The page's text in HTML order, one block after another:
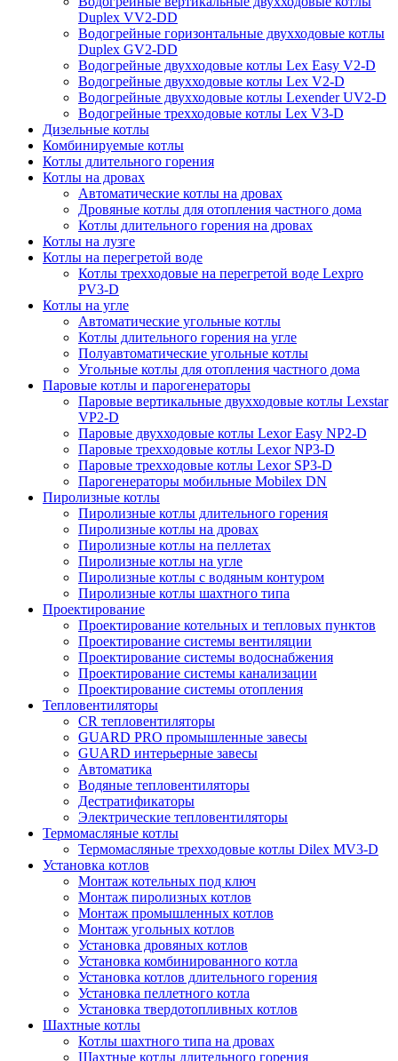
Duplex VV2-DD
Водогрейные горизонтальные двухходовые котлы
Duplex GV2-DD
Водогрейные двухходовые котлы Lex Easy V2-D
Водогрейные двухходовые котлы Lex V2-D
Водогрейные двухходовые котлы Lexender UV2-D
Водогрейные трехходовые котлы Lex V3-D
Дизельные котлы
Комбинируемые котлы
Котлы длительного горения
Котлы на дровах
Автоматические котлы на дровах
Дровяные котлы для отопления частного дома
Котлы длительного горения на дровах
Котлы на лузге
Котлы на перегретой воде
Котлы трехходовые на перегретой воде Lexpro
PV3-D
Котлы на угле
Автоматические угольные котлы
Котлы длительного горения на угле
Полуавтоматические угольные котлы
Угольные котлы для отопления частного дома
Паровые котлы и парогенераторы
Паровые вертикальные двухходовые котлы Lexstar
VP2-D
Паровые двухходовые котлы Lexor Easy NP2-D
Паровые трехходовые котлы Lexor NP3-D
Паровые трехходовые котлы Lexor SP3-D
Парогенераторы мобильные Mobilex DN
Пиролизные котлы
Пиролизные котлы длительного горения
Пиролизные котлы на дровах
Пиролизные котлы на пеллетах
Пиролизные котлы на угле
Пиролизные котлы с водяным контуром
Пиролизные котлы шахтного типа
Проектирование
Проектирование котельных и тепловых пунктов
Проектирование системы вентиляции
Проектирование системы водоснабжения
Проектирование системы канализации
Проектирование системы отопления
Тепловентиляторы
CR тепловентиляторы
GUARD PRO промышленные завесы
GUARD интерьерные завесы
Автоматика
Водяные тепловентиляторы
Дестратификаторы
Электрические тепловентиляторы
Термомасляные котлы
Термомасляные трехходовые котлы Dilex MV3-D
Установка котлов
Монтаж котельных под ключ
Монтаж пиролизных котлов
Монтаж промышленных котлов
Монтаж угольных котлов
Установка дровяных котлов
Установка комбинированного котла
Установка котлов длительного горения
Установка пеллетного котла
Установка твердотопливных котлов
Шахтные котлы
Котлы шахтного типа на дровах
Шахтные котлы длительного горения